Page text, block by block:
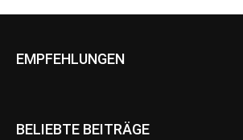
EMPFEHLUNGEN
BELIEBTE BEITRÄGE